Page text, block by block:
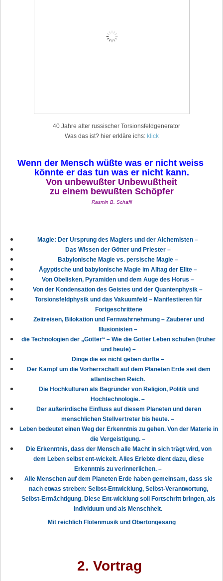
40 Jahre alter russischer Torsionsfeldgenerator
Was das ist? hier erkläre ichs: klick
Wenn der Mensch wüßte was er nicht weiss
könnte er das tun was er nicht kann.
Von unbewußter Unbewußtheit
zu einem bewußten Schöpfer
Rasmin B. Schafii
Magie: Der Ursprung des Magiers und der Alchemisten –
Das Wissen der Götter und Priester –
Babylonische Magie vs. persische Magie –
Ägyptische und babylonische Magie im Alltag der Elite –
Von Obelisken, Pyramiden und dem Auge des Horus –
Von der Kondensation des Geistes und der Quantenphysik –
Torsionsfeldphysik und das Vakuumfeld – Manifestieren für
Fortgeschrittene
Zeitreisen, Bilokation und Fernwahrnehmung – Zauberer und
Illusionisten –
die Technologien der „Götter“ – Wie die Götter Leben schufen (früher
und heute) –
Dinge die es nicht geben dürfte –
Der Kampf um die Vorherrschaft auf dem Planeten Erde seit dem
atlantischen Reich.
Die Hochkulturen als Begründer von Religion, Politik und
Hochtechnologie. –
Der außerirdische Einfluss auf diesem Planeten und deren
menschlichen Stellvertreter bis heute. –
Leben bedeutet einen Weg der Erkenntnis zu gehen. Von der Materie in
die Vergeistigung. –
Die Erkenntnis, dass der Mensch alle Macht in sich trägt wird, von
dem Leben selbst ent-wickelt. Alles Erlebte dient dazu, diese
Erkenntnis zu verinnerlichen. –
Alle Menschen auf dem Planeten Erde haben gemeinsam, dass sie
nach etwas streben: Selbst-Entwicklung, Selbst-Verantwortung,
Selbst-Ermächtigung. Diese Ent-wicklung soll Fortschritt bringen, als
Individuum und als Menschheit.
Mit reichlich Flötenmusik und Obertongesang
2. Vortrag